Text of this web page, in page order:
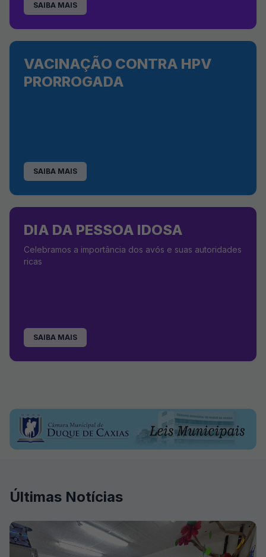
SAIBA MAIS
VACINAÇÃO CONTRA HPV
PRORROGADA
SAIBA MAIS
DIA DA PESSOA IDOSA
Celebramos a importância dos avós e suas autoridades
ricas
SAIBA MAIS
Últimas Notícias